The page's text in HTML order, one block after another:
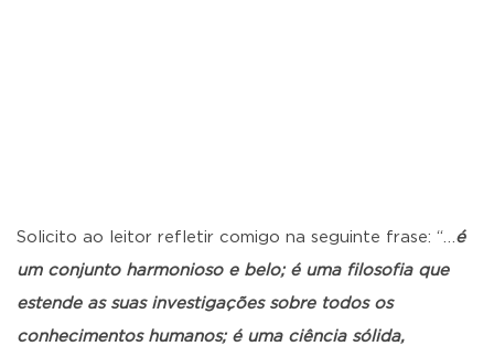
Solicito ao leitor refletir comigo na seguinte frase: “…é
um conjunto harmonioso e belo; é uma filosofia que
estende as suas investigações sobre todos os
conhecimentos humanos; é uma ciência sólida,